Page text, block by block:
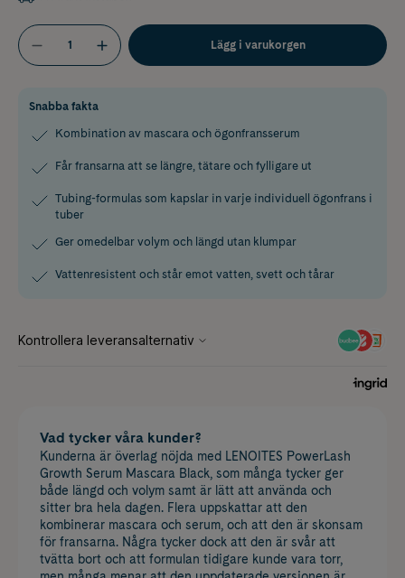
Lägg i varukorgen
Snabba fakta
Kombination av mascara och ögonfransserum
Får fransarna att se längre, tätare och fylligare ut
Tubing-formulas som kapslar in varje individuell ögonfrans i
tuber
Ger omedelbar volym och längd utan klumpar
Vattenresistent och står emot vatten, svett och tårar
Vad tycker våra kunder?
Kunderna är överlag nöjda med LENOITES PowerLash
Growth Serum Mascara Black, som många tycker ger
både längd och volym samt är lätt att använda och
sitter bra hela dagen. Flera uppskattar att den
kombinerar mascara och serum, och att den är skonsam
för fransarna. Några tycker dock att den är svår att
tvätta bort och att formulan tidigare kunde vara torr,